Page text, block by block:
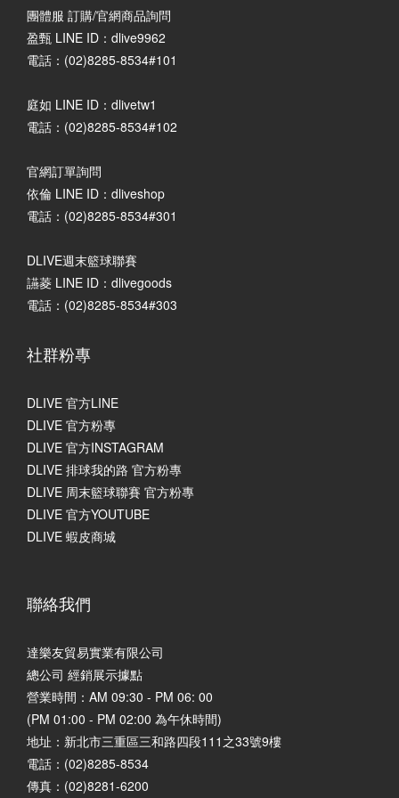
團體服 訂購/官網商品詢問
盈甄 LINE ID：dlive9962
電話：(02)8285-8534#101
庭如 LINE ID：dlivetw1
電話：(02)8285-8534#102
官網訂單詢問
依倫 LINE ID：dliveshop
電話：(02)8285-8534#301
DLIVE週末籃球聯賽
讌菱 LINE ID：dlivegoods
電話：(02)8285-8534#303
社群粉專
DLIVE 官方LINE
DLIVE 官方粉專
DLIVE 官方INSTAGRAM
DLIVE 排球我的路 官方粉專
DLIVE 周末籃球聯賽 官方粉專
DLIVE 官方YOUTUBE
DLIVE 蝦皮商城
聯絡我們
達樂友貿易實業有限公司
總公司 經銷展示據點
營業時間：AM 09:30 - PM 06: 00
(PM 01:00 - PM 02:00 為午休時間)
地址： 新北市三重區三和路四段111之33號9樓
電話：(02)8285-8534
傳真：(02)8281-6200